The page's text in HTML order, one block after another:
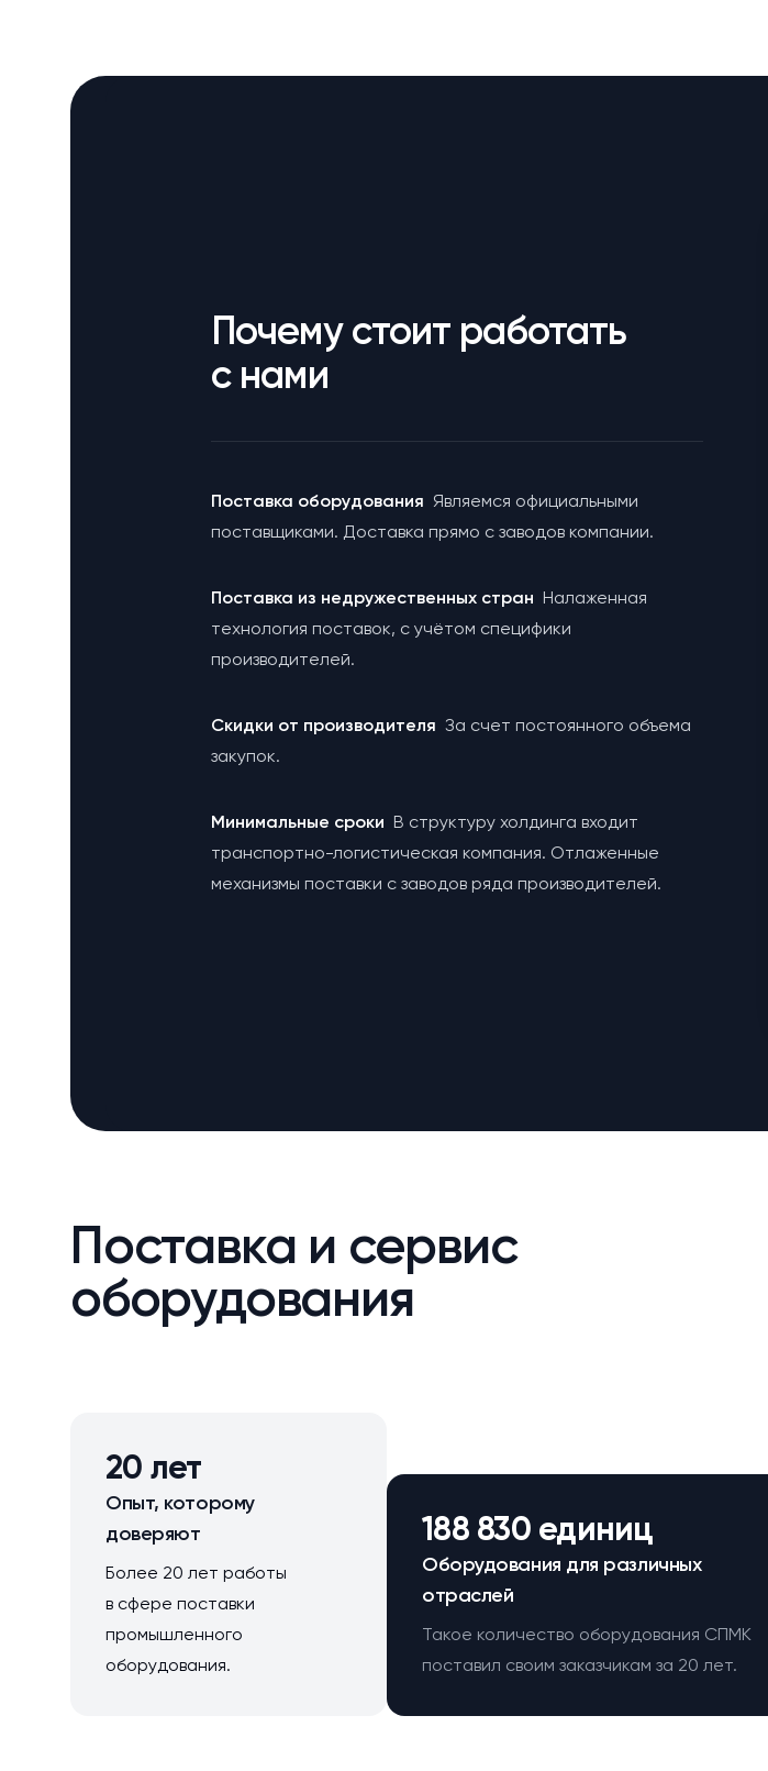
Почему стоит работать
с нами
Поставка оборудования Являемся официальными
поставщиками. Доставка прямо с заводов компании.
Поставка из недружественных стран Налаженная
технология поставок, с учётом специфики
производителей.
Cкидки от производителя За счет постоянного объема
закупок.
Минимальные сроки В структуру холдинга входит
транспортно-логистическая компания. Отлаженные
механизмы поставки с заводов ряда производителей.
Поставка и сервис
оборудования
20 лет
Опыт, которому
доверяют
Более 20 лет работы
в сфере поставки
промышленного
оборудования.
188 830 единиц
Оборудования для различных
отраслей
Такое количество оборудования СПМК
поставил своим заказчикам за 20 лет.